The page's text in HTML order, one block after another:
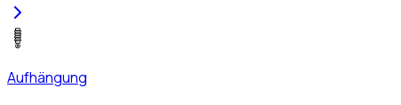
Aufhängung